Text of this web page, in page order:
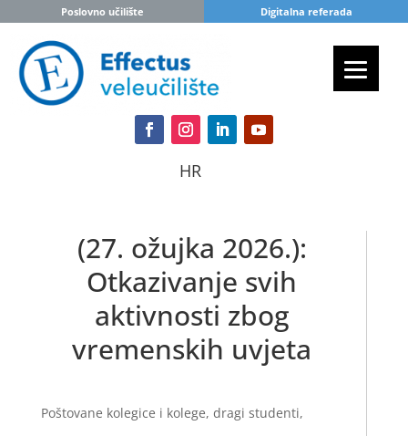
Poslovno učilište Digitalna referada
HR
(27. ožujka 2026.):
Otkazivanje svih
aktivnosti zbog
vremenskih uvjeta
Poštovane kolegice i kolege, dragi studenti,